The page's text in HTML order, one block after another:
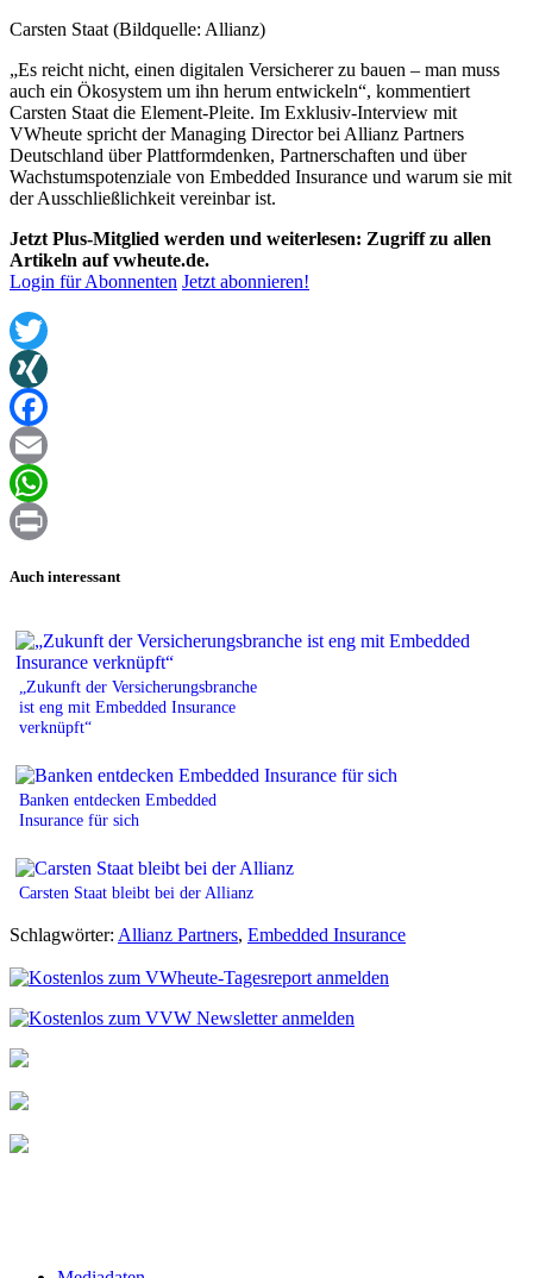
Carsten Staat (Bildquelle: Allianz)
„Es reicht nicht, einen digitalen Versicherer zu bauen – man muss
auch ein Ökosystem um ihn herum entwickeln“, kommentiert
Carsten Staat die Element-Pleite. Im Exklusiv-Interview mit
VWheute spricht der Managing Director bei Allianz Partners
Deutschland über Plattformdenken, Partnerschaften und über
Wachstumspotenziale von Embedded Insurance und warum sie mit
der Ausschließlichkeit vereinbar ist.
Jetzt Plus-Mitglied werden und weiterlesen: Zugriff zu allen
Artikeln auf vwheute.de.
Login für Abonnenten Jetzt abonnieren!
Twitter
XING
Facebook
Email
WhatsApp
Auch interessant
„Zukunft der Versicherungsbranche
ist eng mit Embedded Insurance
verknüpft“
Banken entdecken Embedded
Insurance für sich
Carsten Staat bleibt bei der Allianz
Schlagwörter: Allianz Partners, Embedded Insurance